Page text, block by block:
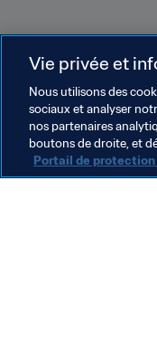
Vie privée et
Nous utilisons des
sociaux et analyser
nos partenaires
boutons de droite, et
Portail de protection